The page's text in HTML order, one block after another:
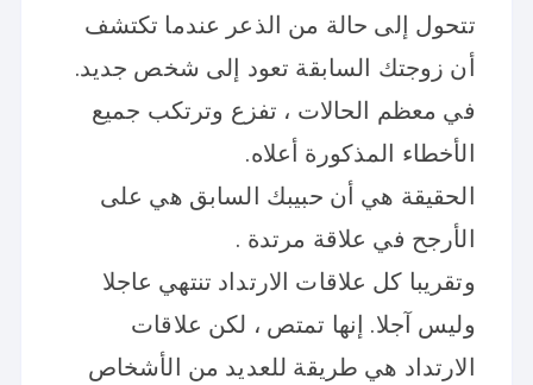
تتحول إلى حالة من الذعر عندما تكتشف
أن زوجتك السابقة تعود إلى شخص جديد.
في معظم الحالات ، تفزع وترتكب جميع
الأخطاء المذكورة أعلاه.
الحقيقة هي أن حبيبك السابق هي على
الأرجح في علاقة مرتدة .
وتقريبا كل علاقات الارتداد تنتهي عاجلا
وليس آجلا. إنها تمتص ، لكن علاقات
الارتداد هي طريقة للعديد من الأشخاص